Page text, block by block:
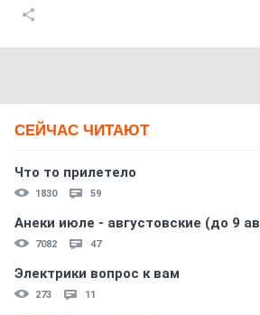
СЕЙЧАС ЧИТАЮТ
Что то прилетело
1830 59
Анеки июле - августовские (до 9
7082 47
Электрики вопрос к вам
273 11